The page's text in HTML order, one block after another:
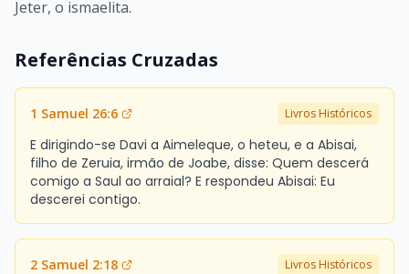
Jeter, o ismaelita.
Referências Cruzadas
1 Samuel 26:6 Livros Históricos
E dirigindo-se Davi a Aimeleque, o heteu, e a Abisai,
filho de Zeruia, irmão de Joabe, disse: Quem descerá
comigo a Saul ao arraial? E respondeu Abisai: Eu
descerei contigo.
2 Samuel 2:18 Livros Históricos